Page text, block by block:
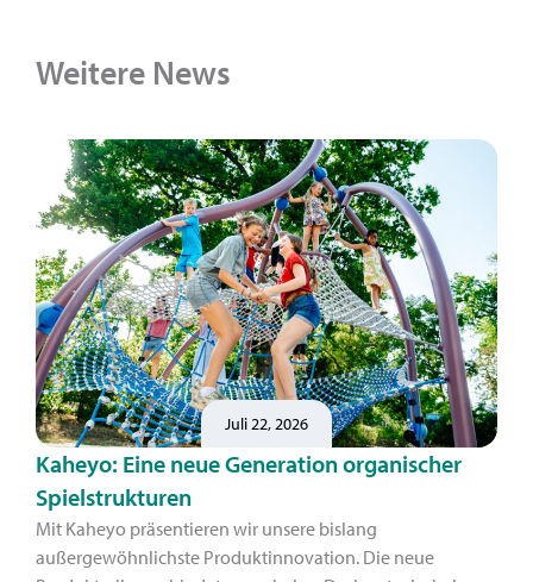
Weitere News
Juli 22, 2026
Kaheyo: Eine neue Generation organischer
Spielstrukturen
Mit Kaheyo präsentieren wir unsere bislang
außergewöhnlichste Produktinnovation. Die neue